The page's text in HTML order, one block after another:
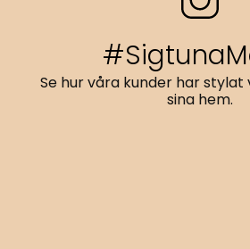
Se hur våra kunder har
sina hem.